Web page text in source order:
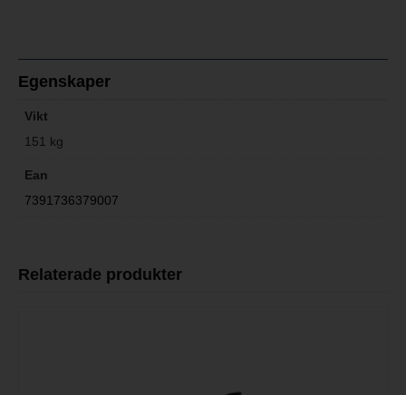
Egenskaper
Vikt
151 kg
Ean
7391736379007
Relaterade produkter